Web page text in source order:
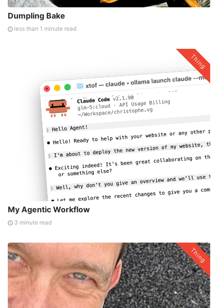
Dumpling Bake
less than 1 minute read
Thing
My Agentic Workflow
3 minute read
Thing